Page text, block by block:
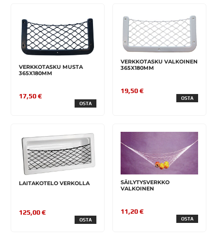
VERKKOTASKU MUSTA
365X180MM
17,50 €
OSTA
VERKKOTASKU VALKOINEN
365X180MM
19,50 €
OSTA
LAITAKOTELO VERKOLLA
125,00 €
OSTA
SÄILYTYSVERKKO
VALKOINEN
11,20 €
OSTA